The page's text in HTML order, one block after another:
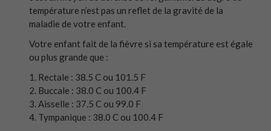
température n’est pas un reflet de la gravité de la
maladie de votre enfant.
Votre enfant fait de la fièvre si sa température est égale
ou plus grande que :
Rectale : 38.5 C ou 101.5 F
Buccale : 38.0 C ou 100.4 F
Aisselle : 37.5 C ou 99.0 F
Tympanique : 38.0 C ou 100.4 F